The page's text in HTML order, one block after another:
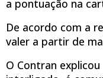
a pontuação na
De acordo com a
valer a partir de
O Contran